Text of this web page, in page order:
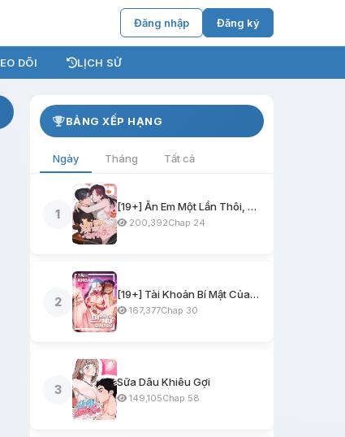
Đăng nhập Đăng ký
DÕI LỊCH SỬ
BẢNG XẾP HẠNG
Ngày Tháng Tất cả
1
[19+] Ăn Em Một Lần Thôi, Oppa
200,392Chap 24
2
[19+] Tài Khoản Bí Mật Của Nữ Giáo Sư
167,377Chap 30
3
Sữa Dâu Khiêu Gợi
149,105Chap 58